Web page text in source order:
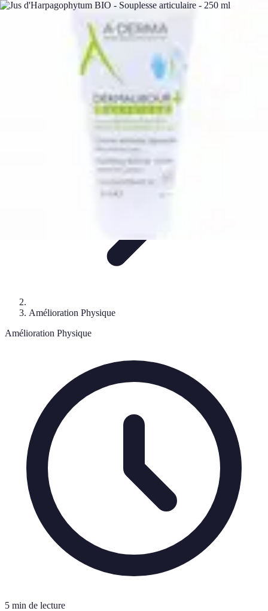
Techniques Yoga
Concentration et
Méditation et YogaTechniques de Yoga
Techniques Yoga
Amélioration Physique
Amélioration Physique
5 min de lecture